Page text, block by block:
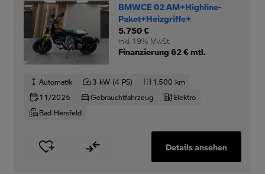
BMWCE 02 AM+Highline-
Paket+Heizgriffe+
5.750 €
inkl. 19% MwSt.
Finanzierung 62 € mtl.
Automatik 3 kW (4 PS)
1.500 km
11/2025
Gebrauchtfahrzeug
Elektro
Bad Hersfeld
Details ansehen